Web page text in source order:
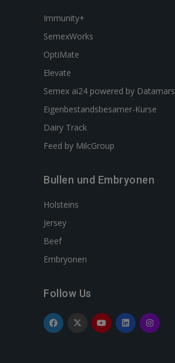
Immunity+
SemexWorks
OptiMate
Elevate
Semex ai24 powered by Datamars
Eigenbestandsbesamer-Kurse
Dairy Track
Feed by MilcGroup
Bullen und Embryonen
Holsteins
Jersey
Beef
Embryonen
Follow Us